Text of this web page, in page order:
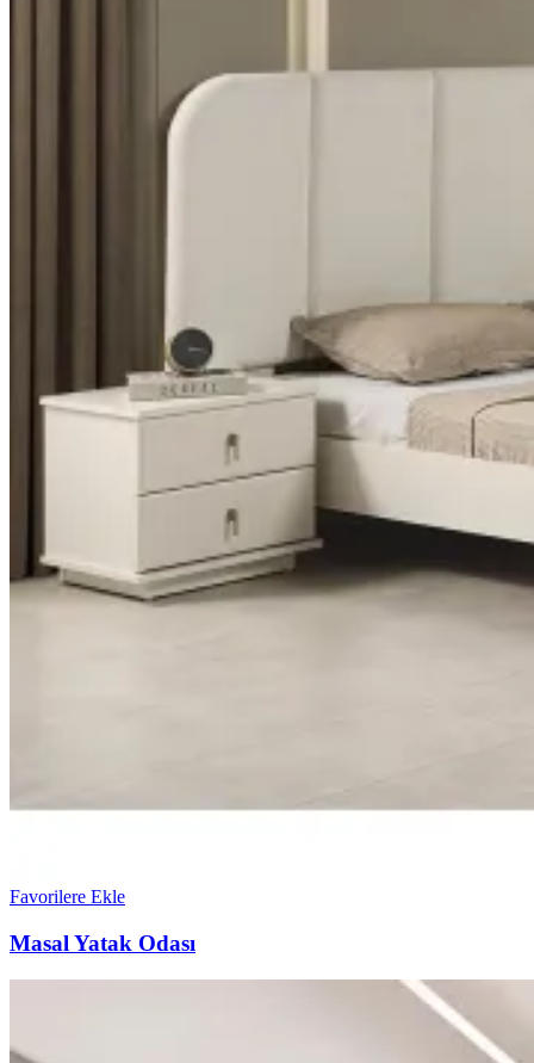
Favorilere Ekle
Masal Yatak Odası